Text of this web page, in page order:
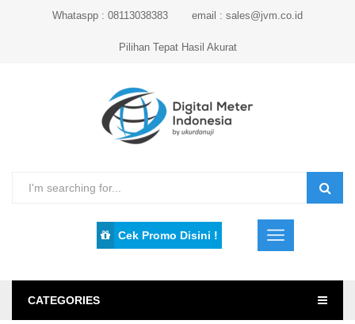
Whataspp : 08113038383 email : sales@jvm.co.id
Pilihan Tepat Hasil Akurat
Cek Promo Disini !
CATEGORIES